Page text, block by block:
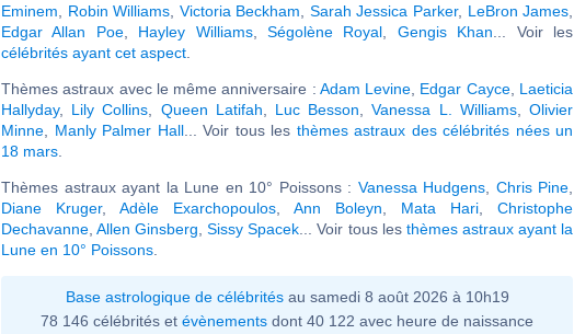
Eminem
Robin Williams Victoria Beckham Sarah Jessica Parker, LeBron James
Edgar Allan Poe, Hayley Williams,Ségolène Royal Gengis Khan ... Voir les
célébrités ayant cet aspect
Thèmes astraux avec le même anniversaire : Adam Levine Edgar Cayce, Laeticia
Hallyday, Lily Collins Queen Latifah Luc Besson ,Vanessa L. Williams,Olivier
Minne
Manly Palmer Hall... Voir tous les thèmes astraux des célébrités nées un
18 mars
Thèmes astraux ayant la Lune en 10° Poissons : Vanessa Hudgens Chris Pine
Diane Kruger, Adèle Exarchopoulos Ann Boleyn Mata Hari
Christophe
Dechavanne ,Allen Ginsberg ,Sissy Spacek ... Voir tous les thèmes astraux ayant la
Lune en 10° Poissons
Base astrologique de célébritésau samedi 8 août 2026 à 10h19
78 146 célébrités et évènements dont 40 122 avec heure de naissance